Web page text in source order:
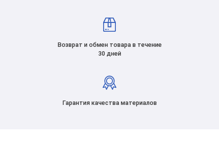
Возврат и обмен товара в течение
30 дней
Гарантия качества материалов